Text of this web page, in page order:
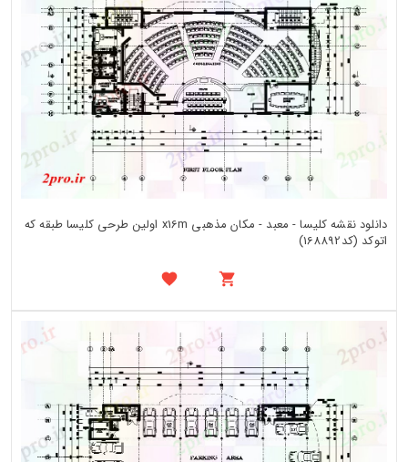
دانلود نقشه کلیسا - معبد - مکان مذهبی x16m اولین طرحی کلیسا طبقه که
اتوکد (کد168892)